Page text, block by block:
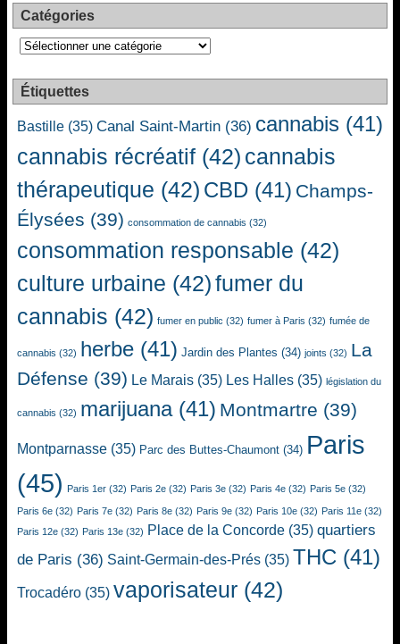
Catégories
Catégories
Étiquettes
Bastille (35) Canal Saint-Martin (36) cannabis (41)
cannabis récréatif (42) cannabis
thérapeutique (42) CBD (41) Champs-
Élysées (39) consommation de cannabis (32)
consommation responsable (42)
culture urbaine (42)fumer du
cannabis (42) fumer en public (32) fumer à Paris (32) fumée de
cannabis (32) herbe (41) Jardin des Plantes (34) joints (32) La
Défense (39) Le Marais (35) Les Halles (35) législation du
cannabis (32) marijuana(41) Montmartre (39)
Montparnasse (35) Parc des Buttes-Chaumont (34) Paris
(45) Paris 1er (32) Paris 2e (32) Paris 3e (32) Paris 4e (32) Paris 5e (32)
Paris 6e (32) Paris 7e (32) Paris 8e (32) Paris 9e (32) Paris 10e (32) Paris 11e (32)
Paris 12e (32) Paris 13e (32) Place de la Concorde (35) quartiers
de Paris (36) Saint-Germain-des-Prés (35) THC (41)
Trocadéro (35) vaporisateur (42)